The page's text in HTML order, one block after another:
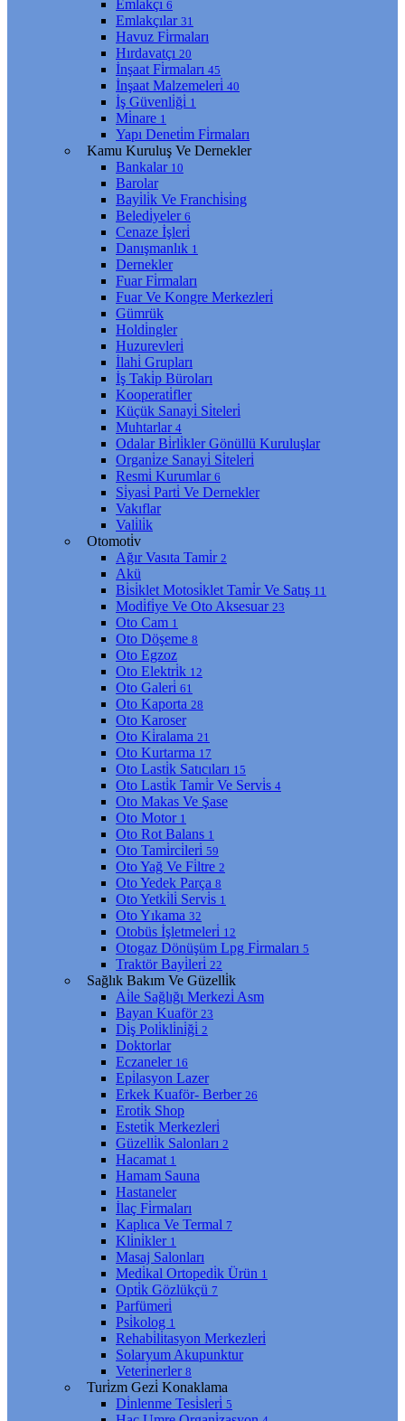
Emlakçı 6
Emlakçılar 31
Havuz Fi̇rmaları
Hırdavatçı 20
İnşaat Fi̇rmaları 45
İnşaat Malzemeleri̇ 40
İş Güvenli̇ği̇ 1
Mi̇nare 1
Yapı Deneti̇m Fi̇rmaları
Kamu Kuruluş Ve Dernekler
Bankalar 10
Barolar
Bayi̇li̇k Ve Franchi̇si̇ng
Beledi̇yeler 6
Cenaze İşleri̇
Danışmanlık 1
Dernekler
Fuar Fi̇rmaları
Fuar Ve Kongre Merkezleri̇
Gümrük
Holdi̇ngler
Huzurevleri̇
İlahi̇ Grupları
İş Taki̇p Büroları
Kooperati̇fler
Küçük Sanayi̇ Si̇teleri̇
Muhtarlar 4
Odalar Bi̇rli̇kler Gönüllü Kuruluşlar
Organi̇ze Sanayi̇ Si̇teleri̇
Resmi̇ Kurumlar 6
Si̇yasi̇ Parti̇ Ve Dernekler
Vakıflar
Vali̇li̇k
Otomoti̇v
Ağır Vasıta Tami̇r 2
Akü
Bi̇si̇klet Motosi̇klet Tami̇r Ve Satış 11
Modi̇fi̇ye Ve Oto Aksesuar 23
Oto Cam 1
Oto Döşeme 8
Oto Egzoz
Oto Elektri̇k 12
Oto Galeri̇ 61
Oto Kaporta 28
Oto Karoser
Oto Ki̇ralama 21
Oto Kurtarma 17
Oto Lasti̇k Satıcıları 15
Oto Lasti̇k Tami̇r Ve Servi̇s 4
Oto Makas Ve Şase
Oto Motor 1
Oto Rot Balans 1
Oto Tami̇rci̇leri̇ 59
Oto Yağ Ve Fi̇ltre 2
Oto Yedek Parça 8
Oto Yetki̇li̇ Servi̇s 1
Oto Yıkama 32
Otobüs İşletmeleri̇ 12
Otogaz Dönüşüm Lpg Fi̇rmaları 5
Traktör Bayi̇leri̇ 22
Sağlık Bakım Ve Güzelli̇k
Ai̇le Sağlığı Merkezi̇ Asm
Bayan Kuaför 23
Di̇ş Poli̇kli̇ni̇ği̇ 2
Doktorlar
Eczaneler 16
Epi̇lasyon Lazer
Erkek Kuaför- Berber 26
Eroti̇k Shop
Esteti̇k Merkezleri̇
Güzelli̇k Salonları 2
Hacamat 1
Hamam Sauna
Hastaneler
İlaç Fi̇rmaları
Kaplıca Ve Termal 7
Kli̇ni̇kler 1
Masaj Salonları
Medi̇kal Ortopedi̇k Ürün 1
Opti̇k Gözlükçü 7
Parfümeri̇
Psi̇kolog 1
Rehabi̇li̇tasyon Merkezleri̇
Solaryum Akupunktur
Veteri̇nerler 8
Turi̇zm Gezi̇ Konaklama
Di̇nlenme Tesi̇sleri̇ 5